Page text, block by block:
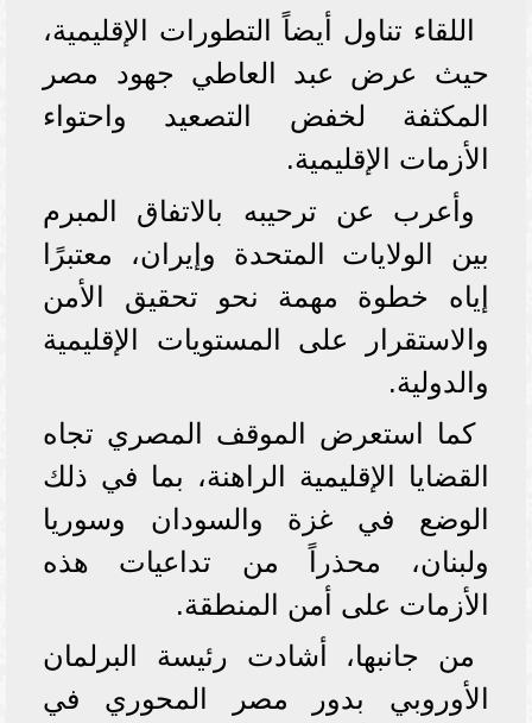
اللقاء تناول أيضاً التطورات الإقليمية،
حيث عرض عبد العاطي جهود مصر
المكثفة لخفض التصعيد واحتواء
الأزمات الإقليمية.
وأعرب عن ترحيبه بالاتفاق المبرم
بين الولايات المتحدة وإيران، معتبرًا
إياه خطوة مهمة نحو تحقيق الأمن
والاستقرار على المستويات الإقليمية
والدولية.
كما استعرض الموقف المصري تجاه
القضايا الإقليمية الراهنة، بما في ذلك
الوضع في غزة والسودان وسوريا
ولبنان، محذراً من تداعيات هذه
الأزمات على أمن المنطقة.
من جانبها، أشادت رئيسة البرلمان
الأوروبي بدور مصر المحوري في